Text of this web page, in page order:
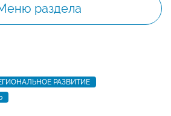
раздела
РАЗВИТИЕ